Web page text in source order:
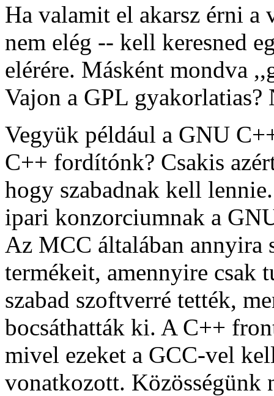
Ha valamit el akarsz érni a
nem elég -- kell keresned
elérére. Másként mondva
Vajon a GPL gyakorlatias?
Vegyük például a GNU
C++ fordítónk? Csakis
hogy szabadnak kell
ipari konzorciumnak a
Az MCC általában annyira
termékeit, amennyire csak
szabad szoftverré tették,
bocsáthatták ki. A C++
mivel ezeket a GCC-vel
vonatkozott. Közösségünk